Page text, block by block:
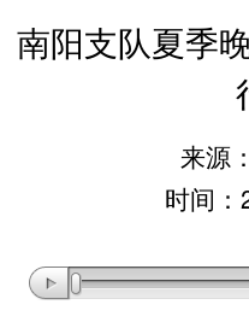
南阳支队夏季
来源
时间